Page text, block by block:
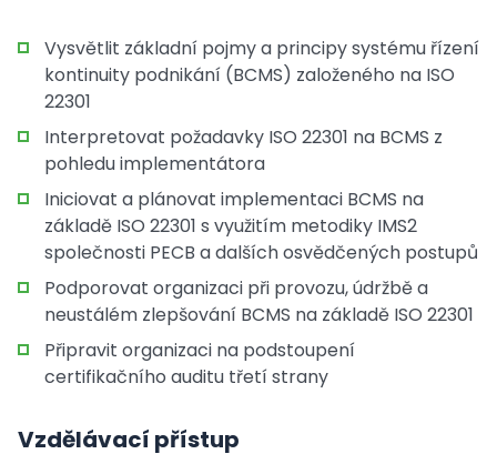
Vysvětlit základní pojmy a principy systému řízení
kontinuity podnikání (BCMS) založeného na ISO
22301
Interpretovat požadavky ISO 22301 na BCMS z
pohledu implementátora
Iniciovat a plánovat implementaci BCMS na
základě ISO 22301 s využitím metodiky IMS2
společnosti PECB a dalších osvědčených postupů
Podporovat organizaci při provozu, údržbě a
neustálém zlepšování BCMS na základě ISO 22301
Připravit organizaci na podstoupení
certifikačního auditu třetí strany
Vzdělávací přístup